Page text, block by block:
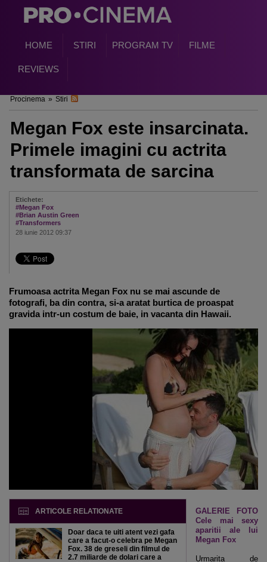
HOME STIRI PROGRAM TV FILME
REVIEWS
Procinema » Stiri
Megan Fox este insarcinata.
Primele imagini cu actrita
transformata de sarcina
Etichete:
#Megan Fox
#Brian Austin Green
#Transformers
28 iunie 2012 09:37
Frumoasa actrita Megan Fox nu se mai ascunde de
fotografi, ba din contra, si-a aratat burtica de proaspat
gravida intr-un costum de baie, in vacanta din Hawaii.
ARTICOLE RELATIONATE
Doar daca te uiti atent vezi gafa
care a facut-o celebra pe Megan
Fox. 38 de greseli din filmul de
2.7 miliarde de dolari care a
GALERIE FOTO
Cele mai sexy
aparitii ale lui
Megan Fox
Urmarita de